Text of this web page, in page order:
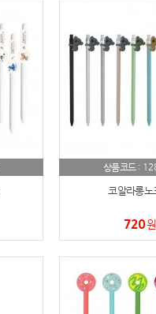
상품코드 :
코알라롱노
720원